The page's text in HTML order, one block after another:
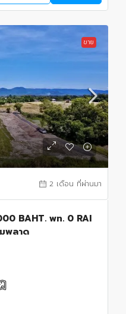
ขาย
2 เดือน ที่ผ่านมา
BAHT. พท. 0 RAI
พลาด